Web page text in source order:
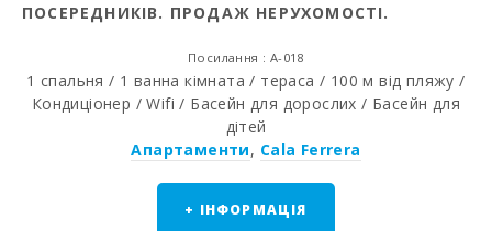
ПОСЕРЕДНИКІВ. ПРОДАЖ НЕРУХОМОСТІ.
Посилання : A-018
1 спальня / 1 ванна кімната / тераса / 100 м від пляжу /
Кондиціонер / Wifi / Басейн для дорослих / Басейн для
дітей
Апартаменти, Cala Ferrera
+ ІНФОРМАЦІЯ